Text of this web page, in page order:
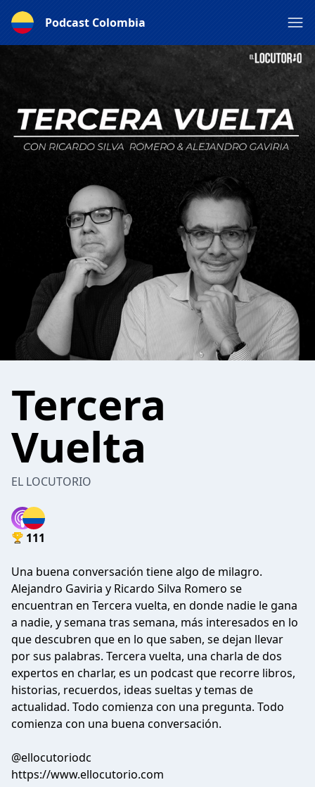
Podcast Colombia
Tercera
Vuelta
EL LOCUTORIO
111
Una buena conversación tiene algo de milagro.
Alejandro Gaviria y Ricardo Silva Romero se
encuentran en Tercera vuelta, en donde nadie le gana
a nadie, y semana tras semana, más interesados en lo
que descubren que en lo que saben, se dejan llevar
por sus palabras. Tercera vuelta, una charla de dos
expertos en charlar, es un podcast que recorre libros,
historias, recuerdos, ideas sueltas y temas de
actualidad. Todo comienza con una pregunta. Todo
comienza con una buena conversación.
@ellocutoriodc
https://www.ellocutorio.com